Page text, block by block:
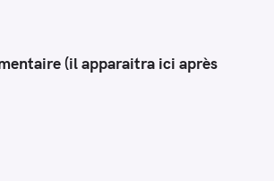
(il apparaitra ici après